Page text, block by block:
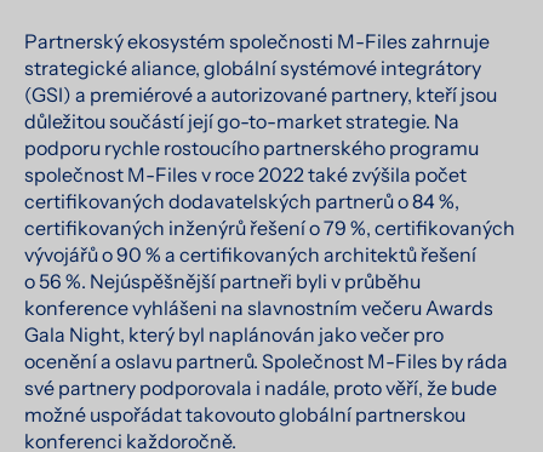
Partnerský ekosystém společnosti M-Files zahrnuje
strategické aliance, globální systémové integrátory
(GSI) a premiérové a autorizované partnery, kteří jsou
důležitou součástí její go-to-market strategie. Na
podporu rychle rostoucího partnerského programu
společnost M-Files v roce 2022 také zvýšila počet
certifikovaných dodavatelských partnerů o 84 %,
certifikovaných inženýrů řešení o 79 %, certifikovaných
vývojářů o 90 % a certifikovaných architektů řešení
o 56 %. Nejúspěšnější partneři byli v průběhu
konference vyhlášeni na slavnostním večeru Awards
Gala Night, který byl naplánován jako večer pro
ocenění a oslavu partnerů. Společnost M-Files by ráda
své partnery podporovala i nadále, proto věří, že bude
možné uspořádat takovouto globální partnerskou
konferenci každoročně.